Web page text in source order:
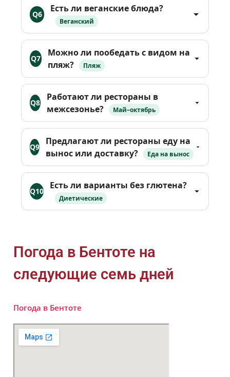
Q6
Есть ли веганские блюда?
Веганский
Q7
Можно ли пообедать с видом на
пляж?
Пляж
Q8
Работают ли рестораны в
межсезонье?
Май–октябрь
Q9
Предлагают ли рестораны еду на
вынос или доставку?
Еда на вынос
Q10
Есть ли варианты без глютена?
Диетические
Погода в Бентоте на
следующие семь дней
Погода в Бентоте